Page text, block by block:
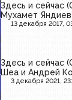
Здесь и сейчас
Мухамет Яндиев
13 декабря 2017,
Здесь и сейчас
Шеа и Андрей
3 декабря 2021,